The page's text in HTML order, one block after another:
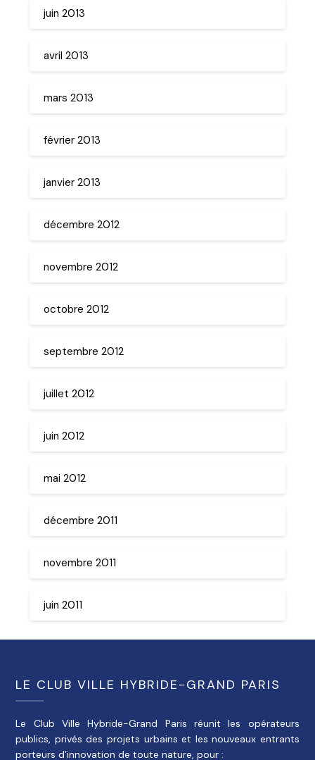
juin 2013
avril 2013
mars 2013
février 2013
janvier 2013
décembre 2012
novembre 2012
octobre 2012
septembre 2012
juillet 2012
juin 2012
mai 2012
décembre 2011
novembre 2011
juin 2011
LE CLUB VILLE HYBRIDE-GRAND PARIS
Le Club Ville Hybride-Grand Paris réunit les opérateurs
publics, privés des projets urbains et les nouveaux entrants
porteurs d’innovation de toute nature, pour :